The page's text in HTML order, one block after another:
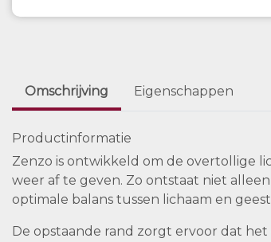
Omschrijving Eigenschappen
Productinformatie
Zenzo is ontwikkeld om de overtollige
weer af te geven. Zo ontstaat niet
optimale balans tussen lichaam en
De opstaande rand zorgt ervoor dat